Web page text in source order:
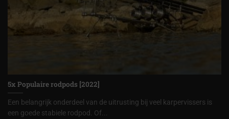
5x Populaire rodpods [2022]
Een belangrijk onderdeel van de uitrusting bij veel karpervissers is
een goede stabiele rodpod. Of...